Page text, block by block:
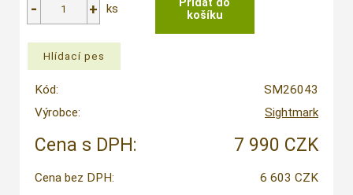
ks
Kód:
SM26043
Výrobce:
Sightmark
Cena s DPH: 7 990 CZK
Cena bez DPH:
6 603 CZK